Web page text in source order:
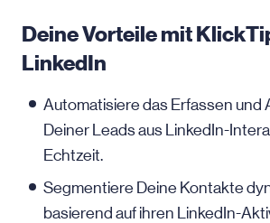
Deine Vorteile mit
LinkedIn
Automatisiere das Erfassen und
Deiner Leads aus LinkedIn-
Echtzeit.
Segmentiere Deine Kontakte
basierend auf ihren LinkedIn-